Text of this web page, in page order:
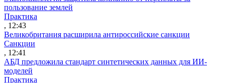
пользование землей
Практика
, 12:43
Великобритания расширила антироссийские санкции
Санкции
, 12:41
АБД предложила стандарт синтетических данных для ИИ-
моделей
Практика